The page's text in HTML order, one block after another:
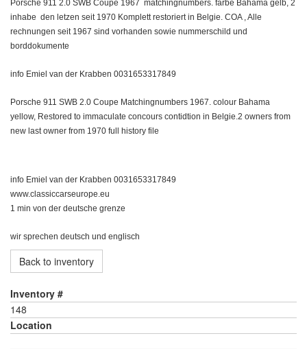
Porsche 911 2.0 SWB Coupe 1967 matchingnumbers. farbe Bahama gelb, 2
inhabe den letzen seit 1970 Komplett restoriert in Belgie. COA , Alle
rechnungen seit 1967 sind vorhanden sowie nummerschild und
borddokumente
info Emiel van der Krabben 0031653317849
Porsche 911 SWB 2.0 Coupe Matchingnumbers 1967. colour Bahama
yellow, Restored to immaculate concours contidtion in Belgie.2 owners from
new last owner from 1970 full history file
info Emiel van der Krabben 0031653317849
www.classiccarseurope.eu
1 min von der deutsche grenze
wir sprechen deutsch und englisch
Back to inventory
Inventory #
148
Location